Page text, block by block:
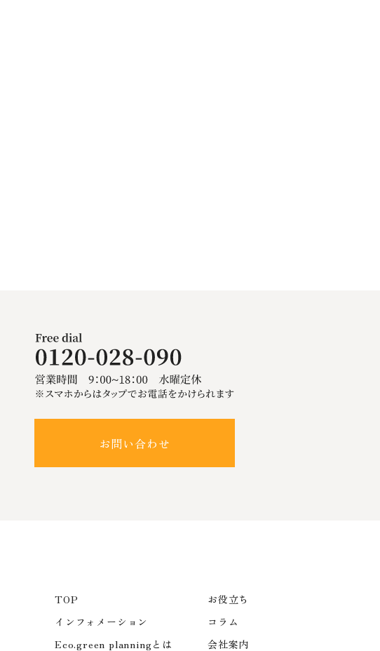
お問い合わせ
TOP
インフォメーション
Eco.green planningとは
お役立ち
コラム
会社案内